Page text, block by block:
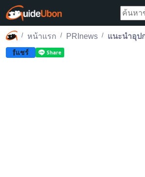
หน้าแรก PRInews
fแชร์